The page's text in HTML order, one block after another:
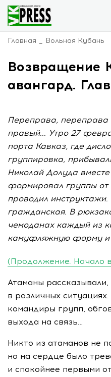
Главная Вольная Кубань
Возвращение
авангард.
Переправа, переправа
правый... Утро 27
порта Кавказ, где
группировка,
Николай Долуда
формировал группы от
проводил
гражданская. В
чемоданах каждый из
камуфляжную форму и
(Продолжение. Начало
Атаманы
в различных
командиры групп,
выхода на связь…
Никто из атаманов не
но на сердце было
и спокойнее первыми